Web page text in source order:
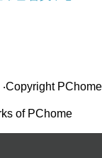
‧Copyright PChome
of PChome